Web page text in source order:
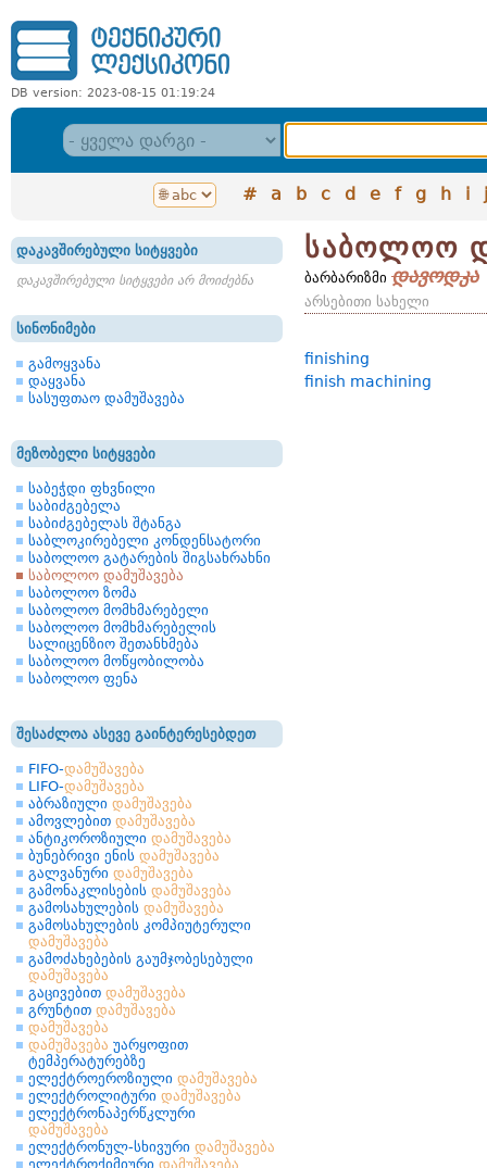
DB version: 2023-08-15 01:19:24
# a b c d e f g h i j
დაკავშირებული სიტყვები
დაკავშირებული სიტყვები არ მოიძებნა
სინონიმები
გამოყვანა
დაყვანა
სასუფთაო დამუშავება
მეზობელი სიტყვები
საბეჭდი ფხვნილი
საბიძგებელა
საბიძგებელას შტანგა
საბლოკირებელი კონდენსატორი
საბოლოო გატარების შიგსახრახნი
საბოლოო დამუშავება
საბოლოო ზომა
საბოლოო მომხმარებელი
საბოლოო მომხმარებელის
სალიცენზიო შეთანხმება
საბოლოო მოწყობილობა
საბოლოო ფენა
შესაძლოა ასევე გაინტერესებდეთ
FIFO-დამუშავება
LIFO-დამუშავება
აბრაზიული დამუშავება
ამოვლებით დამუშავება
ანტიკოროზიული დამუშავება
ბუნებრივი ენის დამუშავება
გალვანური დამუშავება
გამონაკლისების დამუშავება
გამოსახულების დამუშავება
გამოსახულების კომპიუტერული
დამუშავება
გამოძახებების გაუმჯობესებული
დამუშავება
გაცივებით დამუშავება
გრუნტით დამუშავება
დამუშავება
დამუშავება უარყოფით
ტემპერატურებზე
ელექტროეროზიული დამუშავება
ელექტროლიტური დამუშავება
ელექტრონაპერწკლური
დამუშავება
ელექტრონულ-სხივური დამუშავება
ელექტროქიმიური დამუშავება
საბოლოო
ბარბარიზმი დავოდკა
არსებითი სახელი
finishing
finish machining